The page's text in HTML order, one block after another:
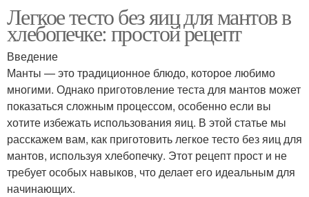
Легкое тесто без яиц для мантов в
хлебопечке: простой рецепт
Введение
Манты — это традиционное блюдо, которое любимо
многими. Однако приготовление теста для мантов может
показаться сложным процессом, особенно если вы
хотите избежать использования яиц. В этой статье мы
расскажем вам, как приготовить легкое тесто без яиц для
мантов, используя хлебопечку. Этот рецепт прост и не
требует особых навыков, что делает его идеальным для
начинающих.